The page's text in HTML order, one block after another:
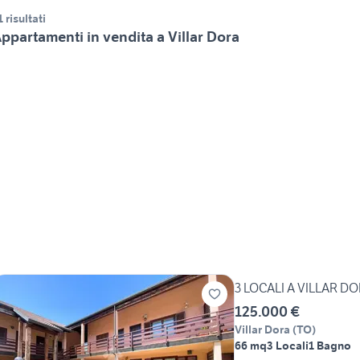
risultati
in vendita a Villar Dora
3 LOCALI A VILLAR
125.000 €
Villar Dora (TO)
66 mq3 Locali1 Bagno